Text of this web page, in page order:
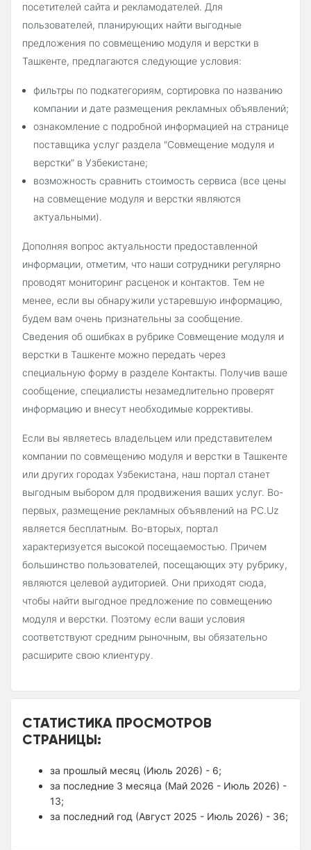
посетителей сайта и рекламодателей. Для
пользователей, планирующих найти выгодные
предложения по совмещению модуля и верстки в
Ташкенте, предлагаются следующие условия:
фильтры по подкатегориям, сортировка по названию
компании и дате размещения рекламных объявлений;
ознакомление с подробной информацией на странице
поставщика услуг раздела "Совмещение модуля и
верстки" в Узбекистане;
возможность сравнить стоимость сервиса (все цены
на совмещение модуля и верстки являются
актуальными).
Дополняя вопрос актуальности предоставленной
информации, отметим, что наши сотрудники регулярно
проводят мониторинг расценок и контактов. Тем не
менее, если вы обнаружили устаревшую информацию,
будем вам очень признательны за сообщение.
Сведения об ошибках в рубрике Совмещение модуля и
верстки в Ташкенте можно передать через
специальную форму в разделе Контакты. Получив ваше
сообщение, специалисты незамедлительно проверят
информацию и внесут необходимые коррективы.
Если вы являетесь владельцем или представителем
компании по совмещению модуля и верстки в Ташкенте
или других городах Узбекистана, наш портал станет
выгодным выбором для продвижения ваших услуг. Во-
первых, размещение рекламных объявлений на PC.Uz
является бесплатным. Во-вторых, портал
характеризуется высокой посещаемостью. Причем
большинство пользователей, посещающих эту рубрику,
являются целевой аудиторией. Они приходят сюда,
чтобы найти выгодное предложение по совмещению
модуля и верстки. Поэтому если ваши условия
соответствуют средним рыночным, вы обязательно
расширите свою клиентуру.
СТАТИСТИКА ПРОСМОТРОВ
СТРАНИЦЫ:
за прошлый месяц (Июль 2026) - 6;
за последние 3 месяца (Май 2026 - Июль 2026) -
13;
за последний год (Август 2025 - Июль 2026) - 36;